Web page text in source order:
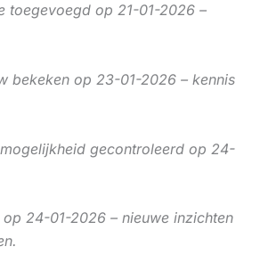
toegevoegd op 21-01-2026 –
bekeken op 23-01-2026 – kennis
gecontroleerd op 24-
24-01-2026 – nieuwe inzichten